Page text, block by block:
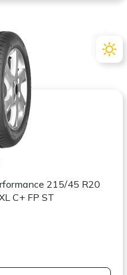
215/45 R20
C+ FP ST